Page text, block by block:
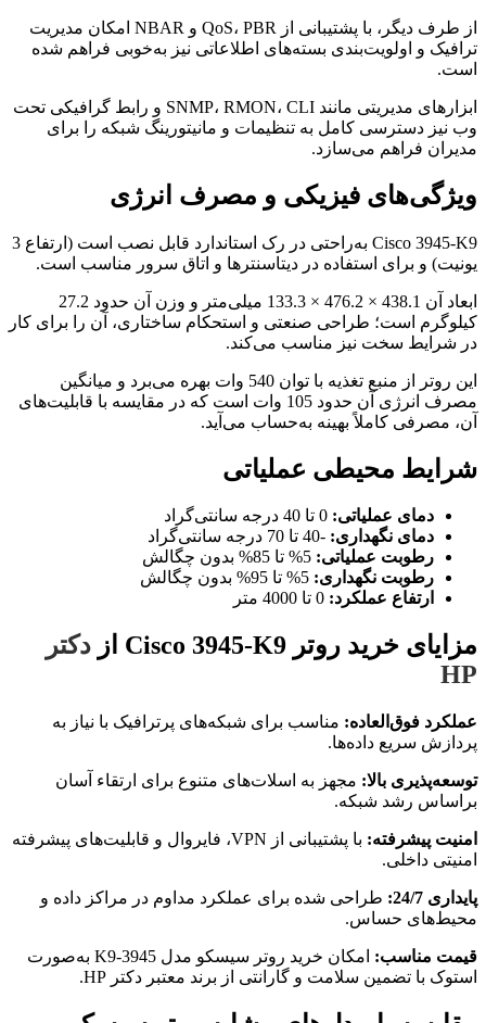
از طرف دیگر، با پشتیبانی از QoS، PBR و NBAR امکان مدیریت
ترافیک و اولویت‌بندی بسته‌های اطلاعاتی نیز به‌خوبی فراهم شده
است.
ابزارهای مدیریتی مانند SNMP، RMON، CLI و رابط گرافیکی تحت
وب نیز دسترسی کامل به تنظیمات و مانیتورینگ شبکه را برای
مدیران فراهم می‌سازد.
ویژگی‌های فیزیکی و مصرف انرژی
Cisco 3945-K9 به‌راحتی در رک استاندارد قابل نصب است (ارتفاع 3
یونیت) و برای استفاده در دیتاسنترها و اتاق سرور مناسب است.
ابعاد آن 438.1 × 476.2 × 133.3 میلی‌متر و وزن آن حدود 27.2
کیلوگرم است؛ طراحی صنعتی و استحکام ساختاری، آن را برای کار
در شرایط سخت نیز مناسب می‌کند.
این روتر از منبع تغذیه با توان 540 وات بهره می‌برد و میانگین
مصرف انرژی آن حدود 105 وات است که در مقایسه با قابلیت‌های
آن، مصرفی کاملاً بهینه به‌حساب می‌آید.
شرایط محیطی عملیاتی
دمای عملیاتی:
دمای نگهداری: -40 تا 70 درجه سانتی‌گراد
رطوبت عملیاتی:
رطوبت نگهداری:
ارتفاع عملکرد:
مزایای خرید روتر Cisco 3945-K9 از
دکتر
HP
عملکرد فوق‌العاده: مناسب برای شبکه‌های پرترافیک با نیاز به
پردازش سریع داده‌ها.
توسعه‌پذیری بالا: مجهز به اسلات‌های متنوع برای ارتقاء آسان
براساس رشد شبکه.
امنیت پیشرفته:
با پشتیبانی از VPN، فایروال و قابلیت‌های پیشرفته
امنیتی داخلی.
پایداری 24/7:
طراحی شده برای عملکرد مداوم در مراکز داده و
محیط‌های حساس.
قیمت مناسب:
امکان خرید روتر سیسکو مدل 3945-K9 به‌صورت
استوک با تضمین سلامت و گارانتی از برند معتبر دکتر HP.